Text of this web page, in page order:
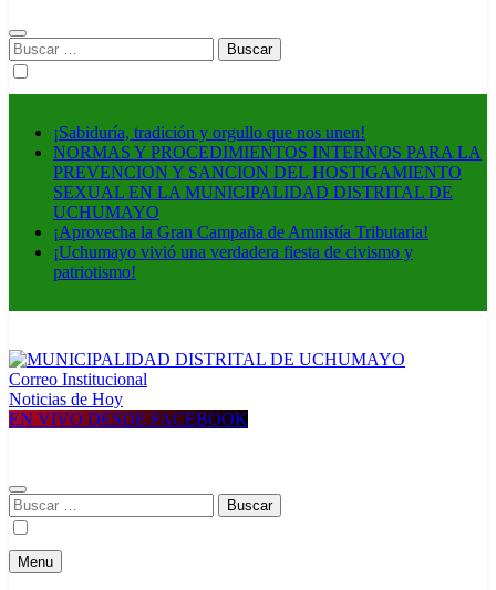
Buscar:
¡Sabiduría, tradición y orgullo que nos unen!
NORMAS Y PROCEDIMIENTOS INTERNOS PARA LA
PREVENCION Y SANCION DEL HOSTIGAMIENTO
SEXUAL EN LA MUNICIPALIDAD DISTRITAL DE
UCHUMAYO
¡Aprovecha la Gran Campaña de Amnistía Tributaria!
¡Uchumayo vivió una verdadera fiesta de civismo y
patriotismo!
MUNICIPALIDAD DISTRITAL DE UCHUMAYO
Construyendo una nueva Historia
Correo Institucional
Noticias de Hoy
EN VIVO DESDE FACEBOOK
Buscar:
Menu